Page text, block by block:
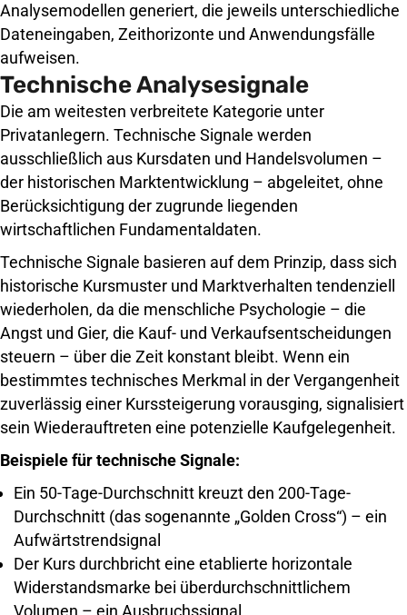
Analysemodellen generiert, die jeweils unterschiedliche
Dateneingaben, Zeithorizonte und Anwendungsfälle
aufweisen.
Technische Analysesignale
Die am weitesten verbreitete Kategorie unter
Privatanlegern. Technische Signale werden
ausschließlich aus Kursdaten und Handelsvolumen –
der historischen Marktentwicklung – abgeleitet, ohne
Berücksichtigung der zugrunde liegenden
wirtschaftlichen Fundamentaldaten.
Technische Signale basieren auf dem Prinzip, dass sich
historische Kursmuster und Marktverhalten tendenziell
wiederholen, da die menschliche Psychologie – die
Angst und Gier, die Kauf- und Verkaufsentscheidungen
steuern – über die Zeit konstant bleibt. Wenn ein
bestimmtes technisches Merkmal in der Vergangenheit
zuverlässig einer Kurssteigerung vorausging, signalisiert
sein Wiederauftreten eine potenzielle Kaufgelegenheit.
Beispiele für technische Signale:
Ein 50-Tage-Durchschnitt kreuzt den 200-Tage-
Durchschnitt (das sogenannte „Golden Cross“) – ein
Aufwärtstrendsignal
Der Kurs durchbricht eine etablierte horizontale
Widerstandsmarke bei überdurchschnittlichem
Volumen – ein Ausbruchssignal